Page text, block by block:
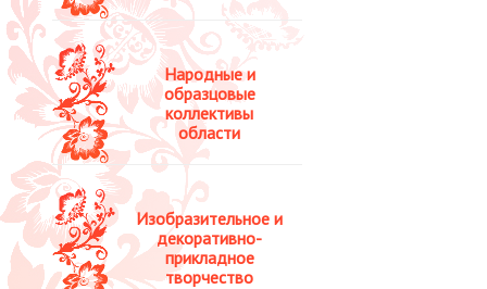
Народные и
образцовые
коллективы
области
Изобразительное и
декоративно-
прикладное
творчество